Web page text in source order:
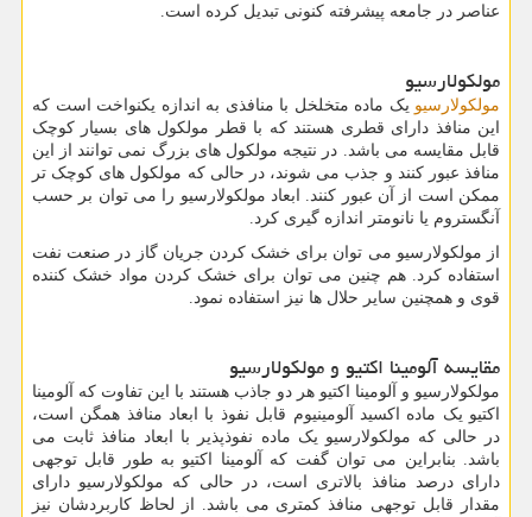
عناصر در جامعه پیشرفته کنونی تبدیل کرده است.
مولکولارسیو
مولکولارسیو یک ماده متخلخل با منافذی به اندازه یکنواخت است که
این منافذ دارای قطری هستند که با قطر مولکول های بسیار کوچک
قابل مقایسه می باشد. در نتیجه مولکول ‌های بزرگ نمی ‌توانند از این
منافذ عبور کنند و جذب می‌ شوند، در حالی که مولکول ‌های کوچک ‌تر
ممکن است از آن عبور کنند. ابعاد مولکولارسیو را می توان بر حسب
آنگستروم یا نانومتر اندازه گیری کرد.
از مولکولارسیو می توان برای خشک کردن جریان گاز در صنعت نفت
استفاده کرد. هم چنین می توان برای خشک کردن مواد خشک کننده
قوی و همچنین سایر حلال ها نیز استفاده نمود.
مقایسه آلومینا اکتیو و مولکولارسیو
مولکولارسیو و آلومینا اکتیو هر دو جاذب هستند با این تفاوت که آلومینا
اکتیو یک ماده اکسید آلومینیوم قابل نفوذ با ابعاد منافذ همگن است،
در حالی که مولکولارسیو یک ماده نفوذپذیر با ابعاد منافذ ثابت می
باشد. بنابراین می توان گفت که آلومینا اکتیو به طور قابل توجهی
دارای درصد منافذ بالاتری است، در حالی که مولکولارسیو دارای
مقدار قابل توجهی منافذ کمتری می باشد. از لحاظ کاربردشان نیز